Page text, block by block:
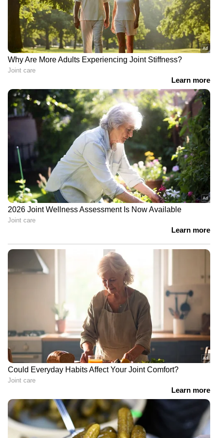
7
ഇൻ-ഷവർ ബോഡി ഓയിൽ
കുളികഴിഞ്ഞ് ശരീരം തോർത്തുന്നതിന് മുൻപ്
ബോഡി ഓയിൽ പുരട്ടുന്നത് ചർമ്മത്തിലെ
ഈർപ്പവും സുഗന്ധവും ദീർഘനേരം ലോക്ക്
ചെയ്യാൻ സഹായിക്കുന്ന മികച്ച മാർഗമാണ്.
7
Image Credit : Getty
പെർഫ്യൂംഡ് ബോഡി ലോഷൻ